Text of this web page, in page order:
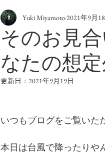
そのお見
なたの想
Yuki Miyamoto 2021年9月
更新日： 2021年9月19日
いつもブログをご覧いた
本日は台風で降ったりや